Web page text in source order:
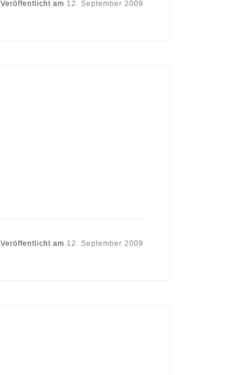
Veröffentlicht am 12. September 2009
Veröffentlicht am 12. September 2009